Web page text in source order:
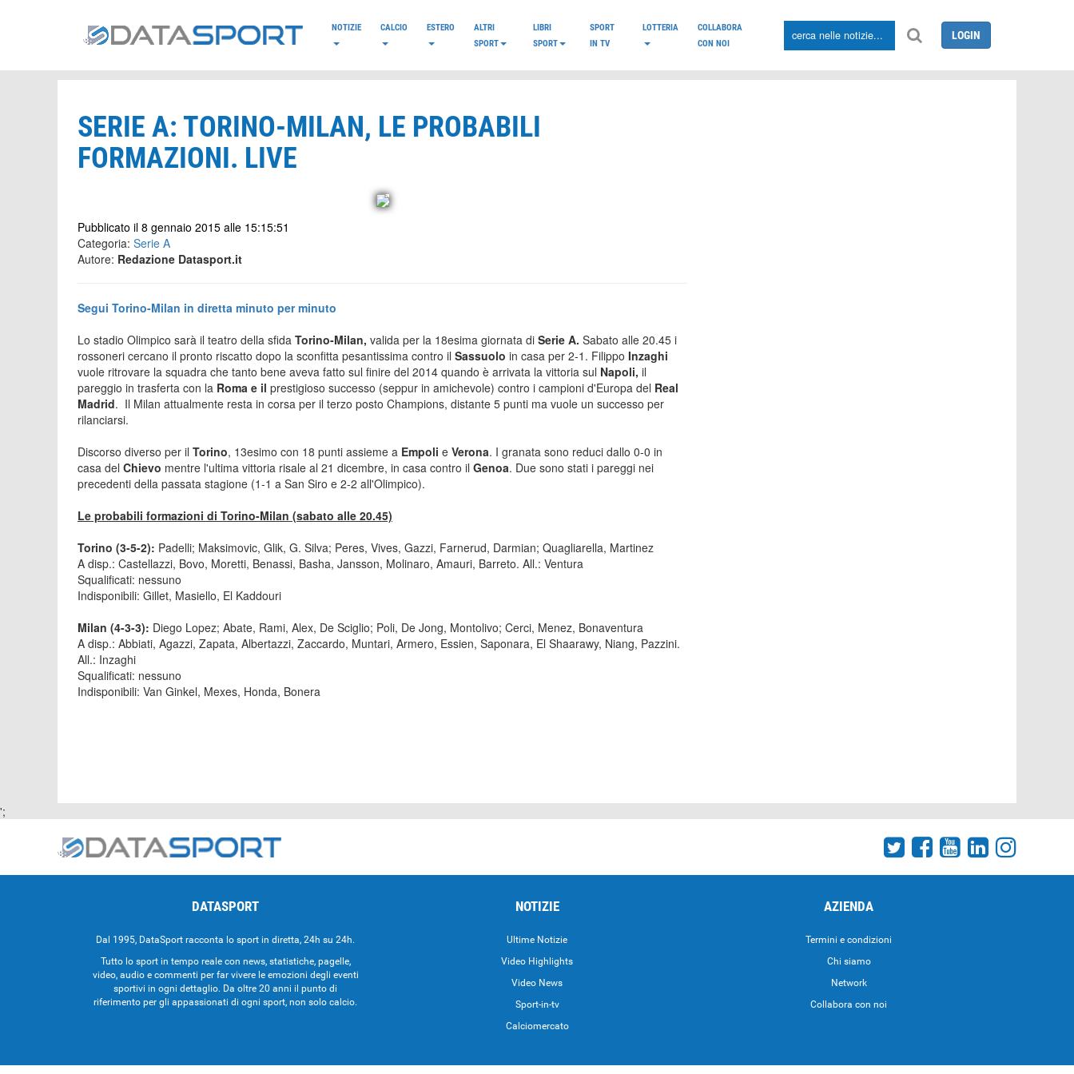
NOTIZIE CALCIO ESTERO
ALTRI
SPORT
LIBRI
SPORT
SPORT
IN TV
LOTTERIA
COLLABORA
CON NOI
LOGIN
SERIE A: TORINO-MILAN, LE PROBABILI
FORMAZIONI. LIVE
Pubblicato il 8 gennaio 2015 alle 15:15:51
Categoria: Serie A
Autore: Redazione Datasport.it
Segui Torino-Milan in diretta minuto per minuto
Lo stadio Olimpico sarà il teatro della sfida Torino-Milan, valida per la 18esima giornata di Serie A. Sabato alle 20.45 i
rossoneri cercano il pronto riscatto dopo la sconfitta pesantissima contro il Sassuolo in casa per 2-1. Filippo Inzaghi
vuole ritrovare la squadra che tanto bene aveva fatto sul finire del 2014 quando è arrivata la vittoria sul Napoli, il
pareggio in trasferta con la Roma e il prestigioso successo (seppur in amichevole) contro i campioni d'Europa del Real
Madrid. Il Milan attualmente resta in corsa per il terzo posto Champions, distante 5 punti ma vuole un successo per
rilanciarsi.
Discorso diverso per il Torino, 13esimo con 18 punti assieme a Empoli e Verona. I granata sono reduci dallo 0-0 in
casa del Chievo mentre l'ultima vittoria risale al 21 dicembre, in casa contro il Genoa. Due sono stati i pareggi nei
precedenti della passata stagione (1-1 a San Siro e 2-2 all'Olimpico).
Le probabili formazioni di Torino-Milan (sabato alle 20.45)
Torino (3-5-2): Padelli; Maksimovic, Glik, G. Silva; Peres, Vives, Gazzi, Farnerud, Darmian; Quagliarella, Martinez
A disp.: Castellazzi, Bovo, Moretti, Benassi, Basha, Jansson, Molinaro, Amauri, Barreto. All.: Ventura
Squalificati: nessuno
Indisponibili: Gillet, Masiello, El Kaddouri
Milan (4-3-3): Diego Lopez; Abate, Rami, Alex, De Sciglio; Poli, De Jong, Montolivo; Cerci, Menez, Bonaventura
A disp.: Abbiati, Agazzi, Zapata, Albertazzi, Zaccardo, Muntari, Armero, Essien, Saponara, El Shaarawy, Niang, Pazzini.
All.: Inzaghi
Squalificati: nessuno
Indisponibili: Van Ginkel, Mexes, Honda, Bonera
';
DATASPORT
Dal 1995, DataSport racconta lo sport in diretta, 24h su 24h.
Tutto lo sport in tempo reale con news, statistiche, pagelle,
video, audio e commenti per far vivere le emozioni degli eventi
sportivi in ogni dettaglio. Da oltre 20 anni il punto di
riferimento per gli appassionati di ogni sport, non solo calcio.
NOTIZIE
Ultime Notizie
Video Highlights
Video News
Sport-in-tv
Calciomercato
AZIENDA
Termini e condizioni
Chi siamo
Network
Collabora con noi